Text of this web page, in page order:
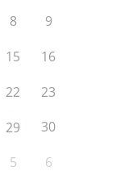
8
9
15
16
22
23
29
30
5 6